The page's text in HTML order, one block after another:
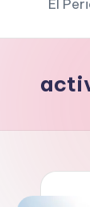
p
e
g
s
o
El